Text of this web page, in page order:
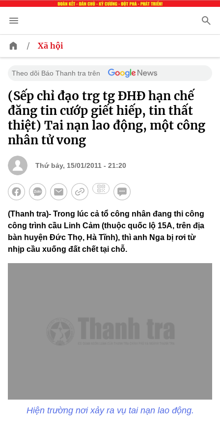
/ Xã hội
Theo dõi Báo Thanh tra trên
(Sếp chỉ đạo trg tg ĐHĐ hạn chế
đăng tin cướp giết hiếp, tin thất
thiệt) Tai nạn lao động, một công
nhân tử vong
Thứ bảy, 15/01/2011 - 21:20
(Thanh tra)- Trong lúc cả tổ công nhân đang thi công
công trình cầu Linh Cảm (thuộc quốc lộ 15A, trên địa
bàn huyện Đức Thọ, Hà Tĩnh), thì anh Nga bị rơi từ
nhịp cầu xuống đất chết tại chỗ.
Hiện trường nơi xảy ra vụ tai nạn lao động.